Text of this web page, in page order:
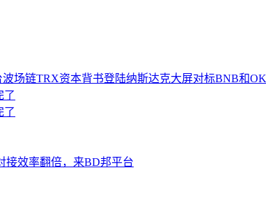
场链TRX资本背书登陆纳斯达克大屏对标BNB和
了
了
接效率翻倍，来BD邦平台